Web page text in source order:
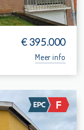
€ 395.000
Meer info